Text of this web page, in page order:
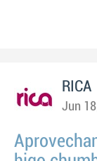
RICA
Jun